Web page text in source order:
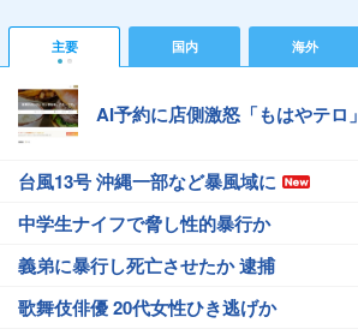
主要 国内 海外
AI予約に店側激怒「もはやテロ」
台風13号 沖縄一部など暴風域に
中学生ナイフで脅し性的暴行か
義弟に暴行し死亡させたか 逮捕
歌舞伎俳優 20代女性ひき逃げか